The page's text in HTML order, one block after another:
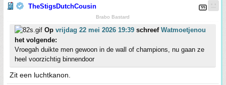
TheStigsDutchCousin
Brabo Bastard
Op vrijdag 22 mei 2026 19:39 schreef Watmoetjenou
het volgende:
Vroegah duikte men gewoon in de wall of champions, nu gaan ze
heel voorzichtig binnendoor
Zit een luchtkanon.